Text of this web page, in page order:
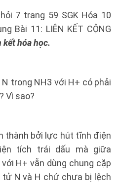
7 trang 59 SGK Hóa 10
Bài 11: LIÊN KẾT CỘNG
kết hóa học.
trong NH3 với H+ có phải
Vì sao?
thành bởi lực hút tĩnh điện
tích trái dấu mà giữa
H+ vẫn dùng chung cặp
N và H chứ chưa bị lệch